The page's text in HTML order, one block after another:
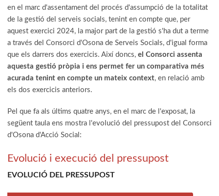
en el marc d'assentament del procés d'assumpció de la totalitat
de la gestió del serveis socials, tenint en compte que, per
aquest exercici 2024, la major part de la gestió s'ha dut a terme
a través del Consorci d'Osona de Serveis Socials, d'igual forma
que els darrers dos exercicis. Així doncs, el Consorci assenta
aquesta gestió pròpia i ens permet fer un comparativa més
acurada tenint en compte un mateix context, en relació amb
els dos exercicis anteriors.
Pel que fa als últims quatre anys, en el marc de l'exposat, la
següent taula ens mostra l'evolució del pressupost del Consorci
d'Osona d'Acció Social:
Evolució i execució del pressupost
EVOLUCIÓ DEL PRESSUPOST